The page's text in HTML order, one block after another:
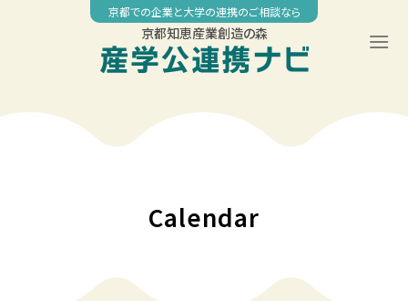
京都での企業と大学の連携のご相談なら
京都知恵産業創造の森
Calendar